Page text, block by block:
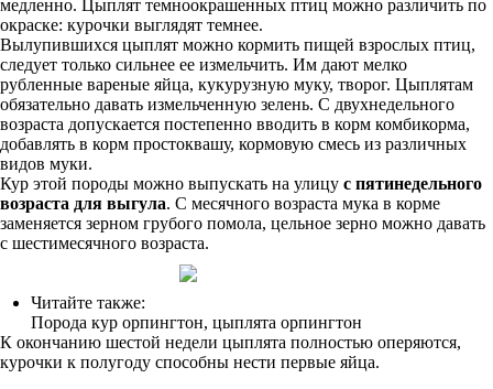
медленно. Цыплят темноокрашенных птиц можно различить по
окраске: курочки выглядят темнее.
Вылупившихся цыплят можно кормить пищей взрослых птиц,
следует только сильнее ее измельчить. Им дают мелко
рубленные вареные яйца, кукурузную муку, творог. Цыплятам
обязательно давать измельченную зелень. С двухнедельного
возраста допускается постепенно вводить в корм комбикорма,
добавлять в корм простоквашу, кормовую смесь из различных
видов муки.
Кур этой породы можно выпускать на улицу с пятинедельного
возраста для выгула. С месячного возраста мука в корме
заменяется зерном грубого помола, цельное зерно можно давать
с шестимесячного возраста.
Читайте также:
Порода кур орпингтон, цыплята орпингтон
К окончанию шестой недели цыплята полностью оперяются,
курочки к полугоду способны нести первые яйца.